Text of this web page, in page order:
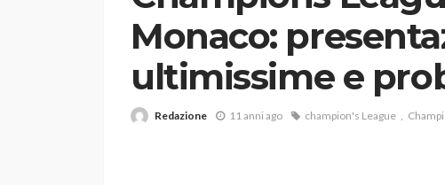
Monaco:
ultimissime e
Redazione 11 anni ago champion's League